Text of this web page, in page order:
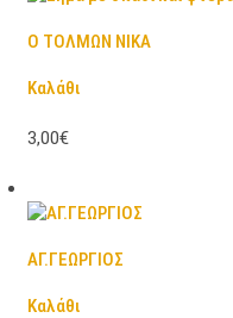
Ο ΤΟΛΜΩΝ ΝΙΚΑ
Καλάθι
3,00€
ΑΓ.ΓΕΩΡΓΙΟΣ
Καλάθι